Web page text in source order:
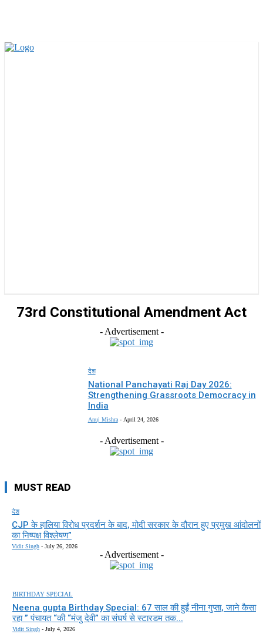
73rd Constitutional Amendment Act
- Advertisement -
देश
National Panchayati Raj Day 2026:
Strengthening Grassroots Democracy in
India
Anuj Mishra - April 24, 2026
- Advertisement -
MUST READ
देश
CJP के हालिया विरोध प्रदर्शन के बाद, मोदी सरकार के दौरान हुए प्रमुख आंदोलनों
का निष्पक्ष विश्लेषण”
Vidit Singh - July 26, 2026
- Advertisement -
BIRTHDAY SPECIAL
Neena gupta Birthday Special: 67 साल की हुईं नीना गुप्ता, जाने कैसा
रहा ” पंचायत “की “मंजु देवी” का संघर्ष से स्टारडम तक...
Vidit Singh - July 4, 2026